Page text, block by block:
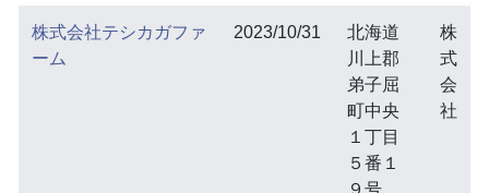
株式会社テシカガファ
ーム
2023/10/31
北海道
川上郡
弟子屈
町中央
１丁目
５番１
９号
株
式
会
社